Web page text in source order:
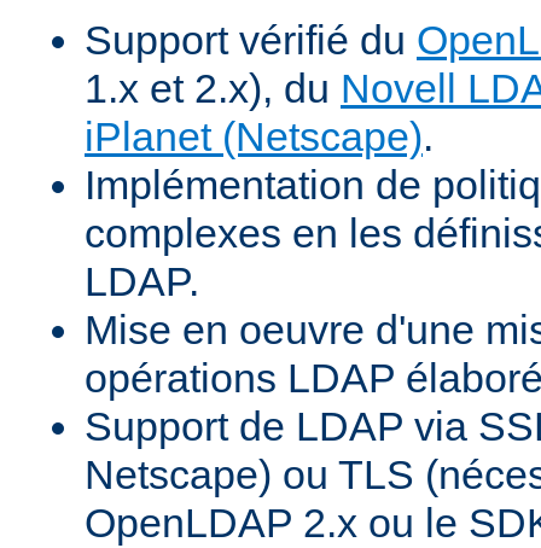
Support vérifié du
1.x et 2.x), du Novell
iPlanet (Netscape).
Implémentation de
complexes en les
LDAP.
Mise en oeuvre d'une
opérations LDAP
Support de LDAP via
Netscape) ou TLS
OpenLDAP 2.x ou le